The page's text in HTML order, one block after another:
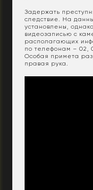
Задержать
следствие. На
установлены,
видеозаписью с
располагающих
по телефонам – 02,
Особая примета
правая рука.